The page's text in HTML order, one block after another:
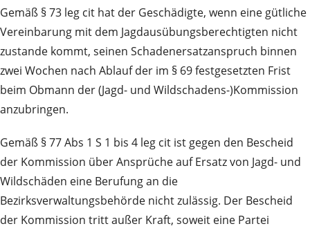
Gemäß § 73 leg cit hat der Geschädigte, wenn eine gütliche
Vereinbarung mit dem Jagdausübungsberechtigten nicht
zustande kommt, seinen Schadenersatzanspruch binnen
zwei Wochen nach Ablauf der im § 69 festgesetzten Frist
beim Obmann der (Jagd- und Wildschadens-)Kommission
anzubringen.
Gemäß § 77 Abs 1 S 1 bis 4 leg cit ist gegen den Bescheid
der Kommission über Ansprüche auf Ersatz von Jagd- und
Wildschäden eine Berufung an die
Bezirksverwaltungsbehörde nicht zulässig. Der Bescheid
der Kommission tritt außer Kraft, soweit eine Partei